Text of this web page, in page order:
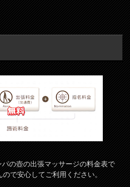
の壺の出張マッサージの料金表で
で安心してご利用ください。